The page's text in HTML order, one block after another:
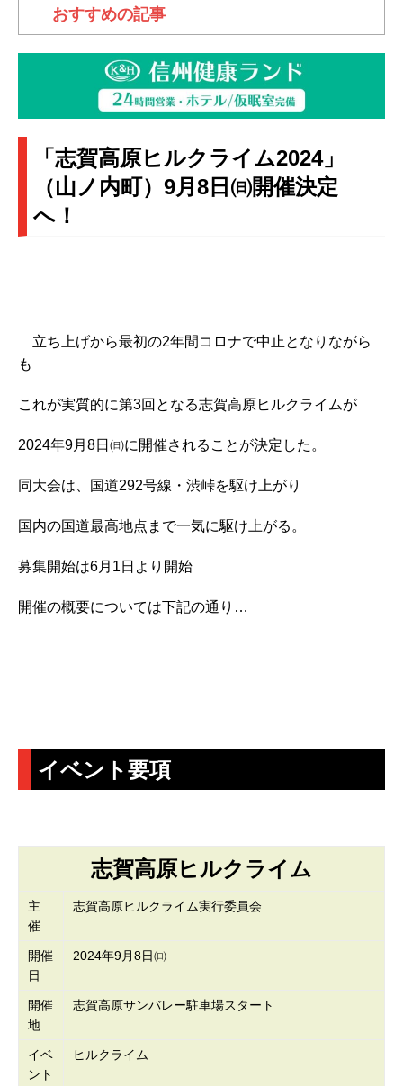
おすすめの記事
「志賀高原ヒルクライム2024」
（山ノ内町）9月8日㈰開催決定
へ！
立ち上げから最初の2年間コロナで中止となりながら
も
これが実質的に第3回となる志賀高原ヒルクライムが
2024年9月8日㈰に開催されることが決定した。
同大会は、国道292号線・渋峠を駆け上がり
国内の国道最高地点まで一気に駆け上がる。
募集開始は6月1日より開始
開催の概要については下記の通り…
イベント要項
志賀高原ヒルクライム
主
催
志賀高原ヒルクライム実行委員会
開催
日
2024年9月8日㈰
開催
地
志賀高原サンバレー駐車場スタート
イベ
ント
ヒルクライム